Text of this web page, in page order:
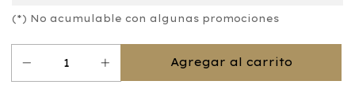
(*) No acumulable con algunas promociones